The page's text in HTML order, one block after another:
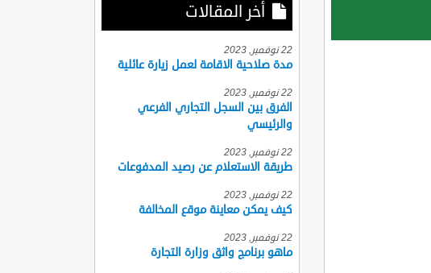
أخر المقالات
22 نوفمبر, 2023
مدة صلاحية الاقامة لعمل زيارة عائلية
22 نوفمبر, 2023
الفرق بين السجل التجاري الفرعي
والرئيسي
22 نوفمبر, 2023
طريقة الاستعلام عن رصيد المدفوعات
22 نوفمبر, 2023
كيف يمكن معاينة موقع المخالفة
22 نوفمبر, 2023
ماهو برنامج واثق وزارة التجارة